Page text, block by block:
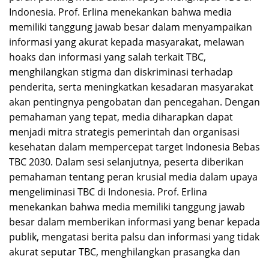
Indonesia. Prof. Erlina menekankan bahwa media
memiliki tanggung jawab besar dalam menyampaikan
informasi yang akurat kepada masyarakat, melawan
hoaks dan informasi yang salah terkait TBC,
menghilangkan stigma dan diskriminasi terhadap
penderita, serta meningkatkan kesadaran masyarakat
akan pentingnya pengobatan dan pencegahan. Dengan
pemahaman yang tepat, media diharapkan dapat
menjadi mitra strategis pemerintah dan organisasi
kesehatan dalam mempercepat target Indonesia Bebas
TBC 2030. Dalam sesi selanjutnya, peserta diberikan
pemahaman tentang peran krusial media dalam upaya
mengeliminasi TBC di Indonesia. Prof. Erlina
menekankan bahwa media memiliki tanggung jawab
besar dalam memberikan informasi yang benar kepada
publik, mengatasi berita palsu dan informasi yang tidak
akurat seputar TBC, menghilangkan prasangka dan